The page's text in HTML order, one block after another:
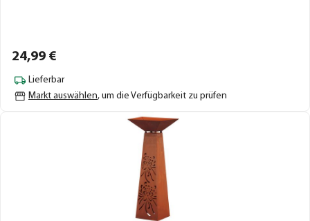
24,99 €
Lieferbar
Markt auswählen, um die Verfügbarkeit zu prüfen